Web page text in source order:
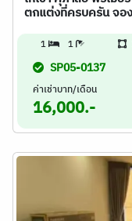
ตกแต่งที่ครบครัน จอ
1 1
SP05-0137
ค่าเช่าบาท/เดือน
16,000.-